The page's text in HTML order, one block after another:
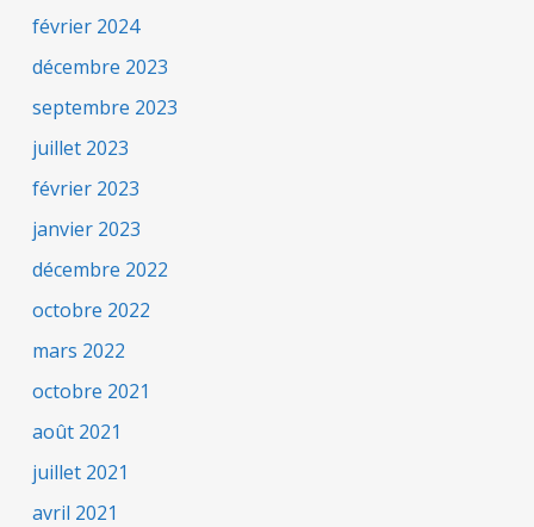
février 2024
décembre 2023
septembre 2023
juillet 2023
février 2023
janvier 2023
décembre 2022
octobre 2022
mars 2022
octobre 2021
août 2021
juillet 2021
avril 2021